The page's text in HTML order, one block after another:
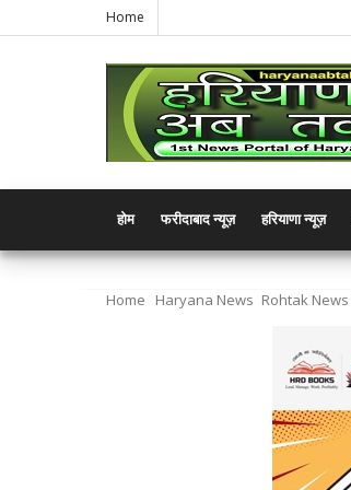
Home
होम फरीदाबाद न्यूज़ हरियाणा न्यूज़
Home Haryana News Rohtak News